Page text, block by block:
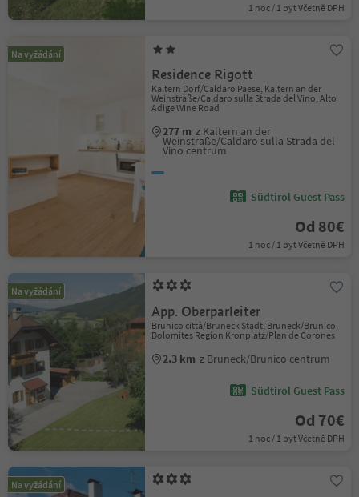
1 noc / 1 byt Včetně DPH
Na vyžádání
Residence Rigott
Kaltern Dorf/Caldaro Paese, Kaltern an der
Weinstraße/Caldaro sulla Strada del Vino, Alto
Adige Wine Road
277 m z Kaltern an der
Weinstraße/Caldaro sulla Strada del
Vino centrum
Südtirol Guest Pass
Od 80€
1 noc / 1 byt Včetně DPH
Na vyžádání
App. Oberparleiter
Brunico città/Bruneck Stadt, Bruneck/Brunico,
Dolomites Region Kronplatz/Plan de Corones
2.3 km z Bruneck/Brunico centrum
Südtirol Guest Pass
Od 70€
1 noc / 1 byt Včetně DPH
Na vyžádání